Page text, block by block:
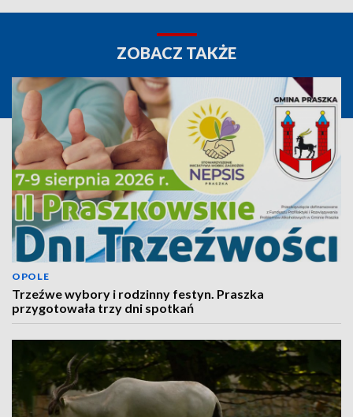
ZOBACZ TAKŻE
OPOLE
Trzeźwe wybory i rodzinny festyn. Praszka
przygotowała trzy dni spotkań